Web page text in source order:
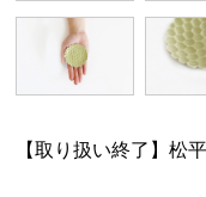
【取り扱い終了】松